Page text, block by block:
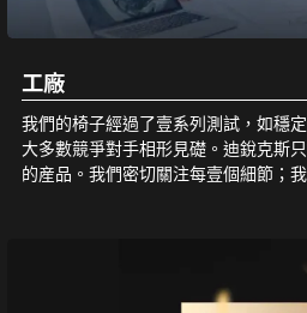
工廠
我們的椅子經過了壹系列測試，如穩
大多數競爭對手相形見礎。迪銳克斯
的産品。我們密切關注每壹個細節；